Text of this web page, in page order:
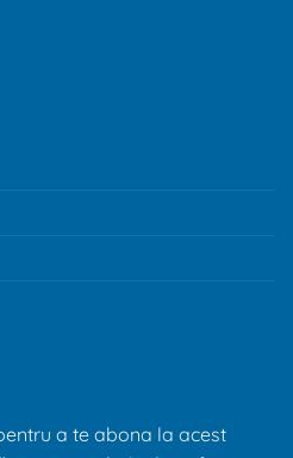
a te abona la acest